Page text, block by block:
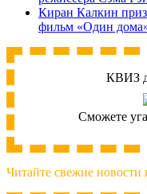
Киран Калкин
фильм «Один
КВИЗ
Сможете
Читайте свежие новости